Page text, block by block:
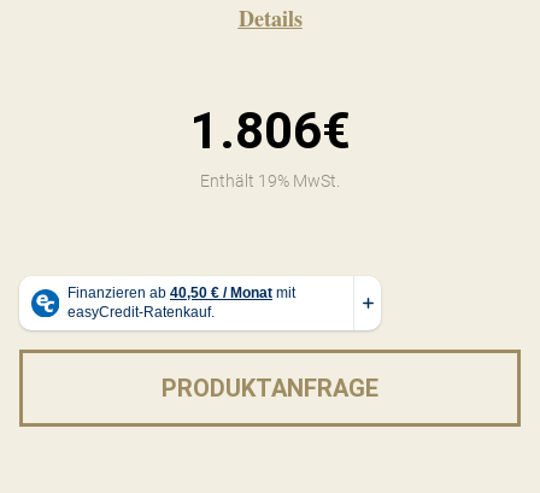
Details
1.806€
Enthält 19% MwSt.
PRODUKTANFRAGE